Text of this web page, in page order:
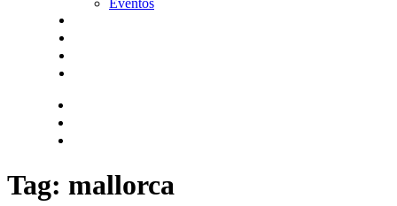
Eventos
Tag: mallorca